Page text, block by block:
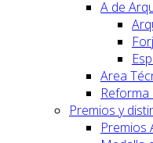
A de
Area
Premios y
Premios